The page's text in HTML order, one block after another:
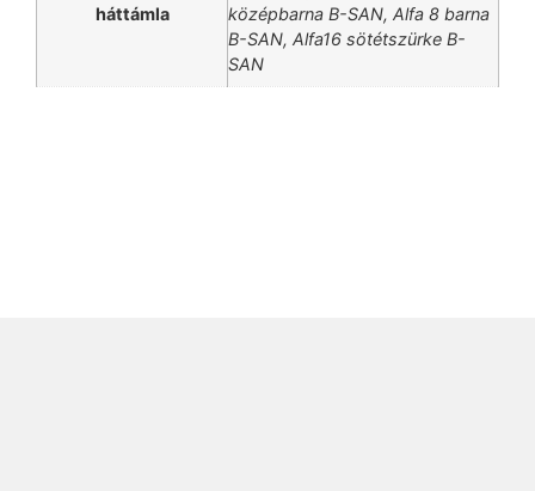
háttámla
középbarna B-SAN, Alfa 8 barna
B-SAN, Alfa16 sötétszürke B-
SAN